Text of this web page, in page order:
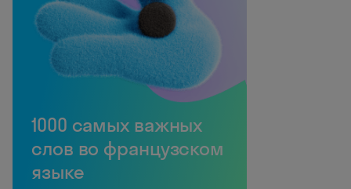
1000 самых важных
слов во французском
языке